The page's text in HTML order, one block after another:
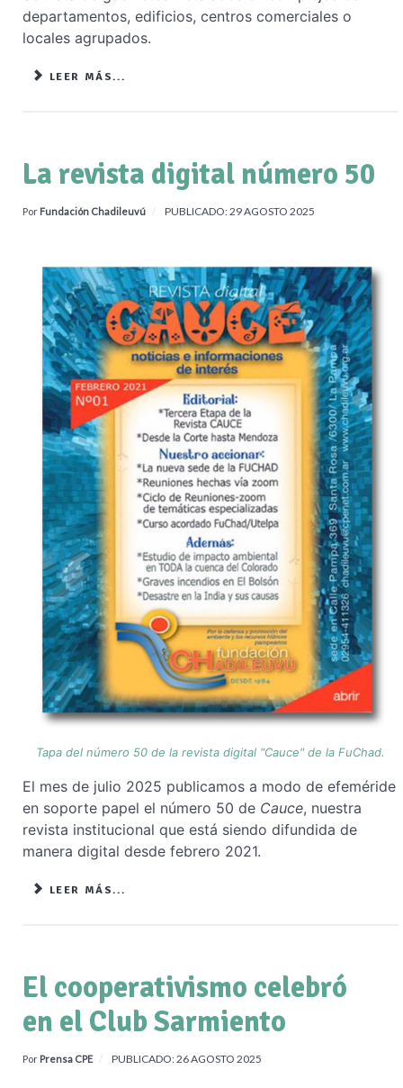
departamentos, edificios, centros comerciales o
locales agrupados.
LEER MÁS...
La revista digital número 50
Por Fundación Chadileuvú PUBLICADO: 29 AGOSTO 2025
Tapa del número 50 de la revista digital "Cauce" de la FuChad.
El mes de julio 2025 publicamos a modo de efeméride
en soporte papel el número 50 de Cauce, nuestra
revista institucional que está siendo difundida de
manera digital desde febrero 2021.
LEER MÁS...
El cooperativismo celebró
en el Club Sarmiento
Por Prensa CPE PUBLICADO: 26 AGOSTO 2025